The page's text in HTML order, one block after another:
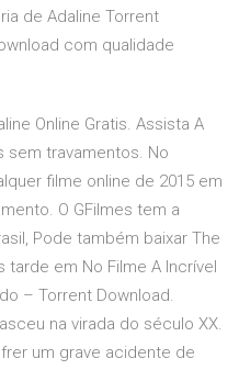
de Adaline Torrent
com qualidade
Online Gratis. Assista A
sem travamentos. No
filme online de 2015 em
O GFilmes tem a
Pode também baixar The
em No Filme A Incrível
– Torrent Download.
na virada do século XX.
um grave acidente de